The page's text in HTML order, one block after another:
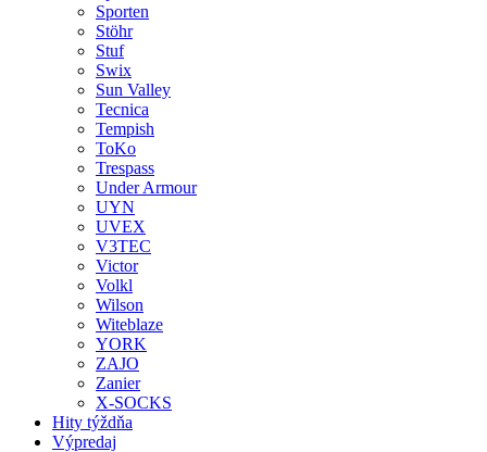
Sporten
Stöhr
Stuf
Swix
Sun Valley
Tecnica
Tempish
ToKo
Trespass
Under Armour
UYN
UVEX
V3TEC
Victor
Volkl
Wilson
Witeblaze
YORK
ZAJO
Zanier
X-SOCKS
Hity týždňa
Výpredaj